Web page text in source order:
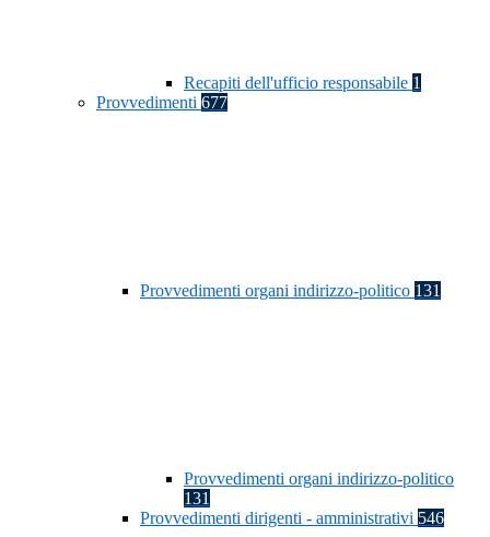
Recapiti dell'ufficio responsabile 1
Provvedimenti 677
Provvedimenti organi indirizzo-politico 131
Provvedimenti organi indirizzo-politico
131
Provvedimenti dirigenti - amministrativi 546